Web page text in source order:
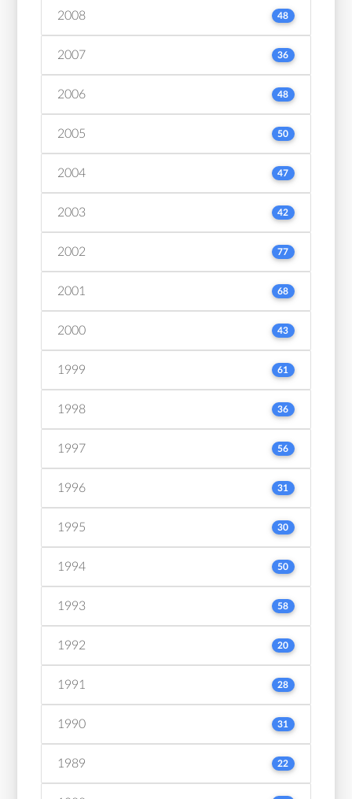
2008 48
2007 36
2006 48
2005 50
2004 47
2003 42
2002 77
2001 68
2000 43
1999 61
1998 36
1997 56
1996 31
1995 30
1994 50
1993 58
1992 20
1991 28
1990 31
1989 22